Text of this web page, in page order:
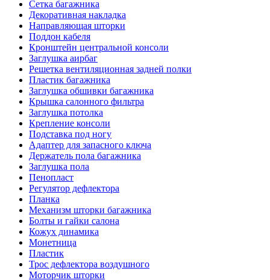
Сетка багажника
Декоративная накладка
Направляющая шторки
Поддон кабеля
Кронштейн центральной консоли
Заглушка аирбаг
Решетка вентиляционная задней полки
Пластик багажника
Заглушка обшивки багажника
Крышка салонного фильтра
Заглушка потолка
Крепление консоли
Подставка под ногу
Адаптер для запасного ключа
Держатель пола багажника
Заглушка пола
Пенопласт
Регулятор дефлектора
Планка
Механизм шторки багажника
Болты и гайки салона
Кожух динамика
Монетница
Пластик
Трос дефлектора воздушного
Моторчик шторки